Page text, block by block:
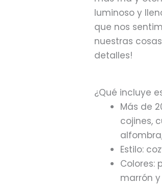
luminoso y
que nos
nuestras
detalles!
¿Qué incluye
Más de
cojines,
Estilo:
Colores:
marrón